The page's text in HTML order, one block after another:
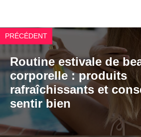
PRÉCÉDENT
Routine estivale de
corporelle : produits
rafraîchissants et
sentir bien